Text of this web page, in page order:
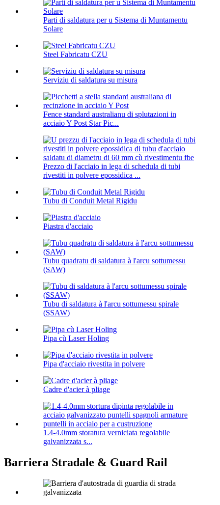
Parti di saldatura per u Sistema di Muntamentu
Solare
Steel Fabricatu CZU
Serviziu di saldatura su misura
Fence standard australianu di splutazioni in
acciaio Y Post Star Pic...
Prezzo di l'acciaio in lega di schedula di tubi
rivestiti in polvere epossidica ...
Tubu di Conduit Metal Rigidu
Piastra d'acciaio
Tubu quadratu di saldatura à l'arcu sottumessu
(SAW)
Tubu di saldatura à l'arcu sottumessu spirale
(SSAW)
Pipa cù Laser Holing
Pipa d'acciaio rivestita in polvere
Cadre d'acier à pliage
1.4-4.0mm storatura verniciata regolabile
galvanizzata s...
Barriera Stradale & Guard Rail